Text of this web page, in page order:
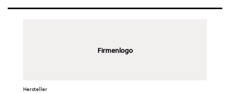
Firmenlogo
Hersteller